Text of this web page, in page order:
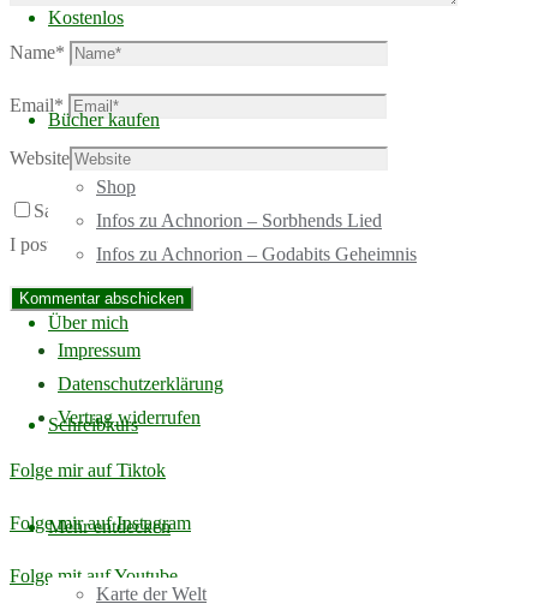
Kostenlos
Bücher kaufen
Shop
Infos zu Achnorion – Sorbhends Lied
Infos zu Achnorion – Godabits Geheimnis
Über mich
Schreibkurs
Mehr entdecken
Karte der Welt
Name*
Email*
Website
Save my name, email, and site URL in my browser for next time
I post a comment.
Impressum
Datenschutzerklärung
Vertrag widerrufen
Folge mir auf Tiktok
Folge mir auf Instagram
Folge mit auf Youtube